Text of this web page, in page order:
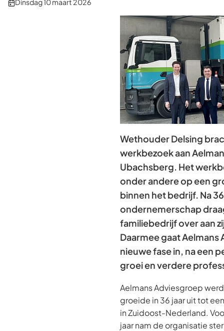
Dinsdag 10 maart 2026
Wethouder Delsing
werkbezoek aan
Ubachsberg. Het
onder andere op een
binnen het bedrijf. Na
ondernemerschap
familiebedrijf over aan
Daarmee gaat
nieuwe fase in, na een
groei en verdere
Aelmans Adviesgroep
groeide in 36 jaar uit tot
in Zuidoost-Nederland.
jaar nam de organisatie